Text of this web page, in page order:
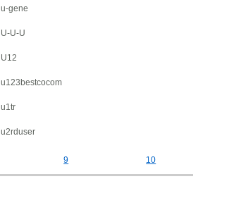
u-gene
U-U-U
U12
u123bestcocom
u1tr
u2rduser
9 10